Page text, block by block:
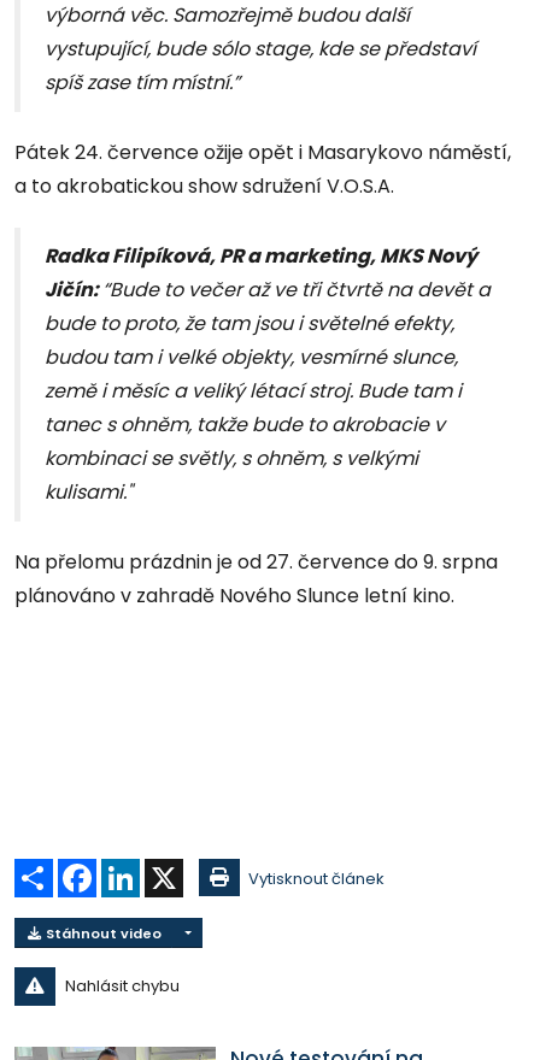
výborná věc. Samozřejmě budou další
vystupující, bude sólo stage, kde se představí
spíš zase tím místní.”
Pátek 24. července ožije opět i Masarykovo náměstí,
a to akrobatickou show sdružení V.O.S.A.
Radka Filipíková, PR a marketing, MKS Nový
Jičín:“Bude to večer až ve tři čtvrtě na devět a
bude to proto, že tam jsou i světelné efekty,
budou tam i velké objekty, vesmírné slunce,
země i měsíc a veliký létací stroj. Bude tam i
tanec s ohněm, takže bude to akrobacie v
kombinaci se světly, s ohněm, s velkými
kulisami."
Na přelomu prázdnin je od 27. července do 9. srpna
plánováno v zahradě Nového Slunce letní kino.
Sdílet Facebook
LinkedIn Vytisknout článek
Stáhnout video
Nahlásit chybu